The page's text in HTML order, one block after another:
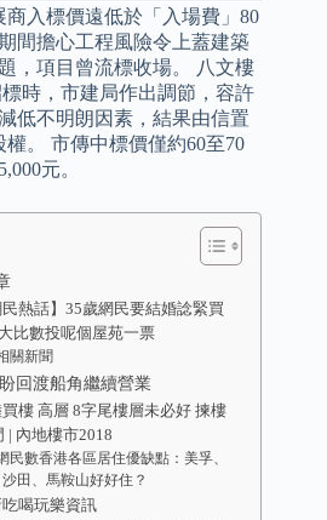
商入標價遠低於「入場費」80
間擔心工程風險令上蓋建築
，項目曾流標收場。 八文樓
時，市建局作出調節，容許
低不明朗因素，結果由信置
。 市傳中標價僅約60至70
元。
熱話】35歲網民要結婚諗緊買
比數投呢個屋苑一票
關新聞
回渡船角繼續營業
樓 高層 8字尾樓層未必好 揀樓
| 內地樓市2018
民數香港各區居住優缺點：美孚、
田、馬鞍山好好住？
喝玩樂資訊